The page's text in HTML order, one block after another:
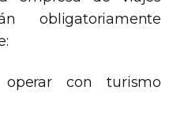
obligatoriamente
con turismo